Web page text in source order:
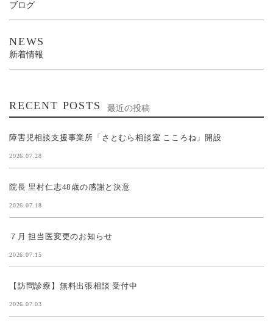
ブログ
NEWS
新着情報
RECENT POSTS 最近の投稿
障害児相談支援事業所「さとむら相談室 こころね」開設
2026.07.28
院長 里村仁志48歳の感謝と決意
2026.07.18
７月 担当医変更のお知らせ
2026.07.15
【訪問診療】無料出張相談 受付中
2026.07.03